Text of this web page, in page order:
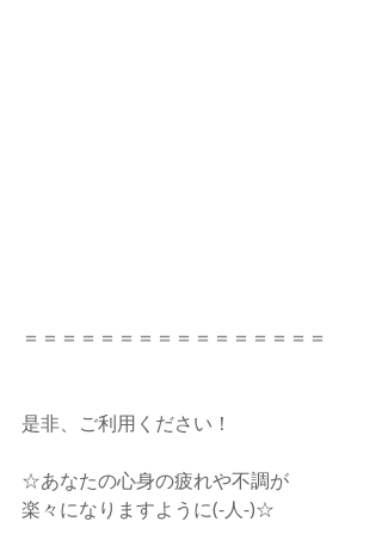
＝＝＝＝＝＝＝＝＝＝＝＝＝＝＝＝
是非、ご利用ください！
☆あなたの心身の疲れや不調が
楽々になりますように(-人-)☆